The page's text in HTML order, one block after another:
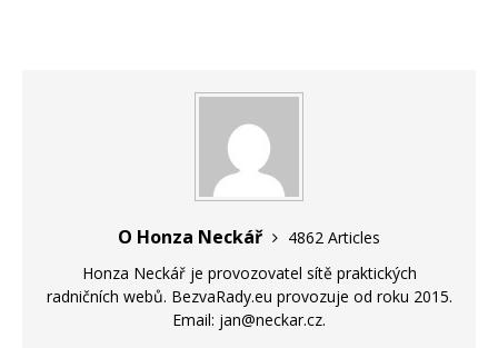
O Honza Neckář
4862 Articles
Honza Neckář je provozovatel sítě praktických
radničních webů. BezvaRady.eu provozuje od roku 2015.
Email: jan@neckar.cz.